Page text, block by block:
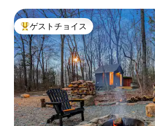
大好評のゲストチョイスです。
ゲストチョイス